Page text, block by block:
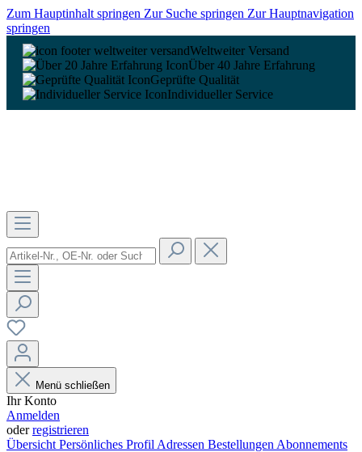
Zum Hauptinhalt springen Zur Suche springen Zur Hauptnavigation
springen
Weltweiter Versand
Über 40 Jahre Erfahrung
Geprüfte Qualität
Individueller Service
Menü schließen
Ihr Konto
Anmelden
oderregistrieren
Übersicht Persönliches Profil Adressen Bestellungen Abonnements